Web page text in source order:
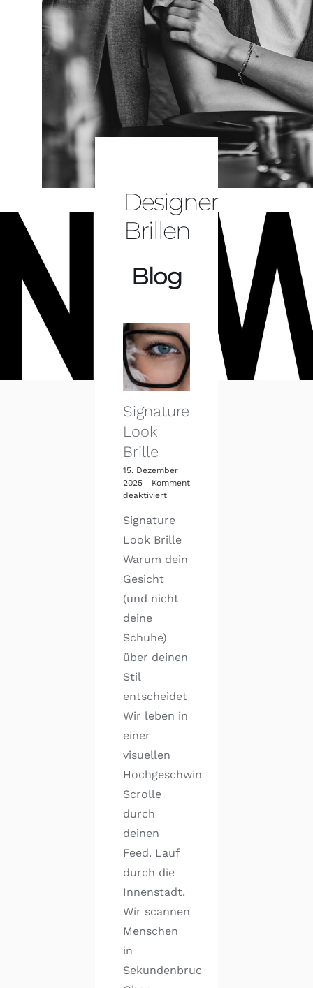
Designer
Brillen
Blog
Signature
Look
Brille
15. Dezember
2025 | Kommentare
deaktiviertfür
Look
Signature
Look Brille
Warum dein
Gesicht
(und nicht
deine
Schuhe)
über deinen
Stil
entscheidet
Wir leben in
einer
visuellen
Hochgeschwindigkeit.
Scrolle
durch
deinen
Feed. Lauf
durch die
Innenstadt.
Wir scannen
Menschen
in
Sekundenbruchteilen.